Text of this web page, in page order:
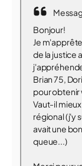
Bonjour!
Je
de la justice
Brian 75,
pour
Vaut-il
régional (j'y
avait une
queue...)